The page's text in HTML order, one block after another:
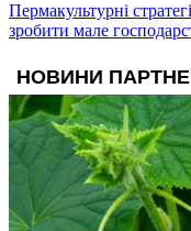
Пермакультурні
зробити мале